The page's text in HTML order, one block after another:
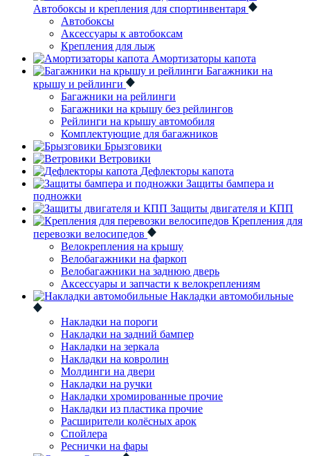
Автобоксы и крепления для спортинвентаря
Автобоксы
Аксессуары к автобоксам
Крепления для лыж
Амортизаторы капота
Багажники на
крышу и рейлинги
Багажники на рейлинги
Багажники на крышу без рейлингов
Рейлинги на крышу автомобиля
Комплектующие для багажников
Брызговики
Ветровики
Дефлекторы капота
Защиты бампера и
подножки
Защиты двигателя и КПП
Крепления для
перевозки велосипедов
Велокрепления на крышу
Велобагажники на фаркоп
Велобагажники на заднюю дверь
Аксессуары и запчасти к велокреплениям
Накладки автомобильные
Накладки на пороги
Накладки на задний бампер
Накладки на зеркала
Накладки на ковролин
Молдинги на двери
Накладки на ручки
Накладки хромированные прочие
Накладки из пластика прочие
Расширители колёсных арок
Спойлера
Реснички на фары